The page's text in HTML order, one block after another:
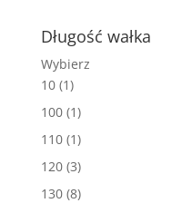
Długość wałka
Wybierz
10 (1)
100 (1)
110 (1)
120 (3)
130 (8)